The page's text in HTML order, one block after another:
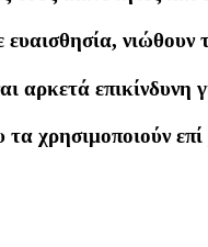
ευαισθησία, νιώθουν
αρκετά επικίνδυνη
χρησιμοποιούν